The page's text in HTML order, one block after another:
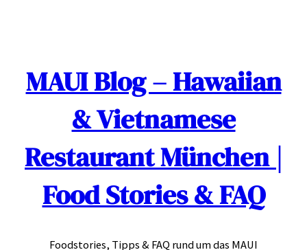
MAUI Blog – Hawaiian
& Vietnamese
Restaurant München |
Food Stories & FAQ
Foodstories, Tipps & FAQ rund um das MAUI